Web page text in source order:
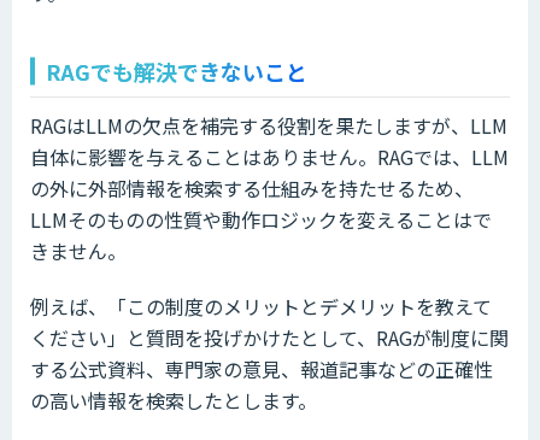
RAGでも解決できないこと
RAGはLLMの欠点を補完する役割を果たしますが、LLM
自体に影響を与えることはありません。RAGでは、LLM
の外に外部情報を検索する仕組みを持たせるため、
LLMそのものの性質や動作ロジックを変えることはで
きません。
例えば、「この制度のメリットとデメリットを教えて
ください」と質問を投げかけたとして、RAGが制度に関
する公式資料、専門家の意見、報道記事などの正確性
の高い情報を検索したとします。